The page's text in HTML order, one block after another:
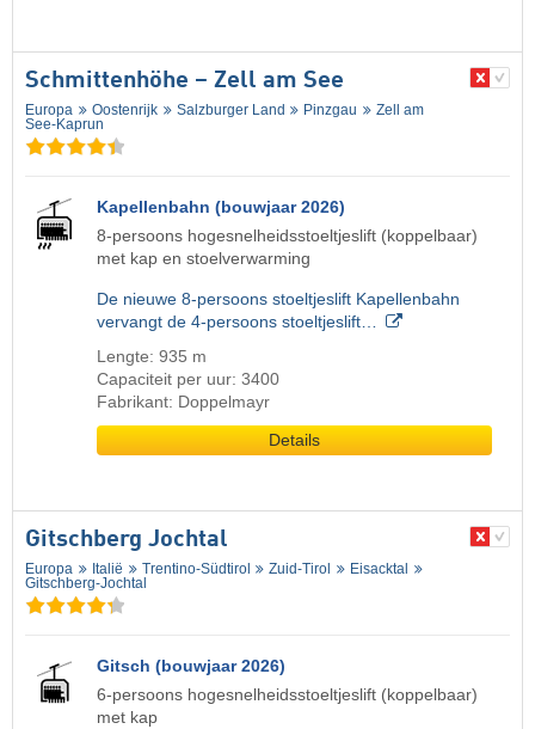
Schmittenhöhe – Zell am See
Europa Oostenrijk Salzburger Land Pinzgau
Zell am
See-Kaprun
Kapellenbahn (bouwjaar 2026)
8-persoons hogesnelheidsstoeltjeslift (koppelbaar)
met kap en stoelverwarming
De nieuwe 8-persoons stoeltjeslift Kapellenbahn
vervangt de 4-persoons stoeltjeslift…
Lengte: 935 m
Capaciteit per uur: 3400
Fabrikant: Doppelmayr
Details
Gitschberg Jochtal
Europa Italië Trentino-Südtirol Zuid-Tirol
Eisacktal
Gitschberg-Jochtal
Gitsch (bouwjaar 2026)
6-persoons hogesnelheidsstoeltjeslift (koppelbaar)
met kap